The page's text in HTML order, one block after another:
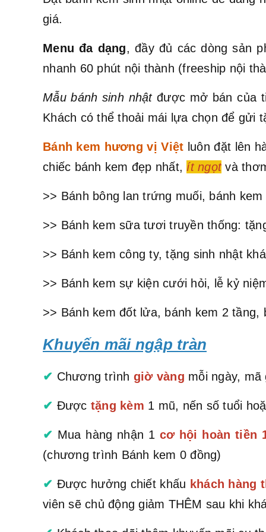
giá.
Menu đa dạng, đầy đủ các dòng sản
nhanh 60 phút nội thành (freeship nội
Mẫu bánh sinh nhậtđược mở bán của
Khách có thể thoải mái lựa chọn để gửi
Bánh kem hương vị Việt luôn đặt lên
chiếc bánh kem đẹp nhất, ít ngọtvà
>> Bánh bông lan trứng muối, bánh
>> Bánh kem sữa tươi truyền thống:
>> Bánh kem công ty, tặng sinh nhật
>> Bánh kem sự kiện cưới hỏi, lễ kỷ
>> Bánh kem đốt lửa, bánh kem 2 tầng,
Khuyến mãi ngập tràn
✔ Chương trình giờ vàng mỗi ngày, mã
✔ Được tặng kèm 1 mũ, nến số tuổi
✔ Mua hàng nhận 1 cơ hội hoàn tiền
(chương trình Bánh kem 0 đồng)
✔ Được hưởng chiết khấu khách hàng
viên sẽ chủ động giảm THÊM sau khi